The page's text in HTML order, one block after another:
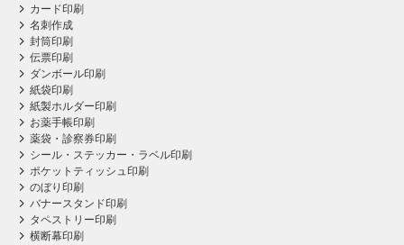
カード印刷
名刺作成
封筒印刷
伝票印刷
ダンボール印刷
紙袋印刷
紙製ホルダー印刷
お薬手帳印刷
薬袋・診察券印刷
シール・ステッカー・ラベル印刷
ポケットティッシュ印刷
のぼり印刷
バナースタンド印刷
タペストリー印刷
横断幕印刷